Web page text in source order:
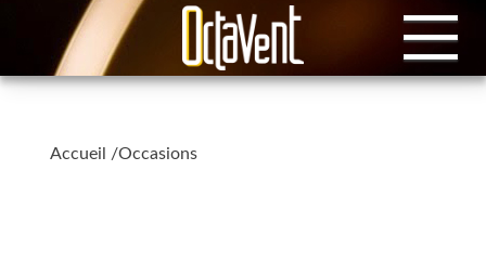
Accueil /Occasions